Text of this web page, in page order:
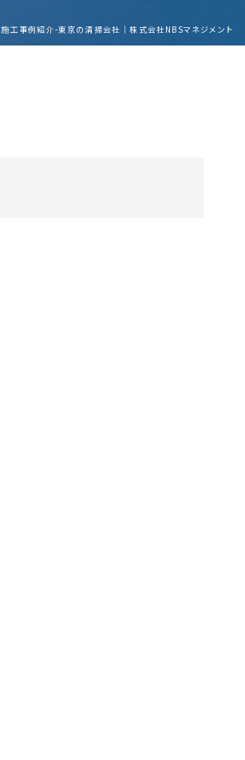
施工事例紹介-東京の清掃会社｜株式会社NBSマネジメント